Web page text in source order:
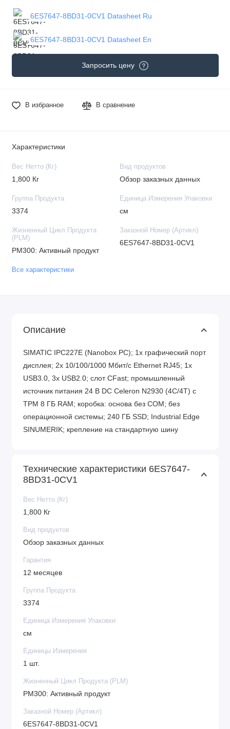
6ES7647-8BD31-0CV1 Datasheet Ru
6ES7647-8BD31-0CV1 Datasheet En
Запросить цену
В избранное В сравнение
Характеристики
Вес Нетто (Кг)
1,800 Кг
Вид продуктов
Обзор заказных данных
Группа Продукта
3374
Единица Измерения Упаковки
см
Жизненный Цикл Продукта
(PLM)
PM300: Активный продукт
Заказной Номер (Артикл)
6ES7647-8BD31-0CV1
Все характеристики
Описание
SIMATIC IPC227E (Nanobox PC); 1x графический порт
дисплея; 2x 10/100/1000 Мбит/с Ethernet RJ45; 1x
USB3.0, 3x USB2.0; слот CFast; промышленный
источник питания 24 В DC Celeron N2930 (4C/4T) с
TPM 8 ГБ RAM; коробка: основа без COM; без
операционной системы; 240 ГБ SSD; Industrial Edge
SINUMERIK; крепление на стандартную шину
Технические характеристики 6ES7647-
8BD31-0CV1
Вес Нетто (Кг)
1,800 Кг
Вид продуктов
Обзор заказных данных
Гарантия
12 месяцев
Группа Продукта
3374
Единица Измерения Упаковки
см
Единицы Измерения
1 шт.
Жизненный Цикл Продукта (PLM)
PM300: Активный продукт
Заказной Номер (Артикл)
6ES7647-8BD31-0CV1